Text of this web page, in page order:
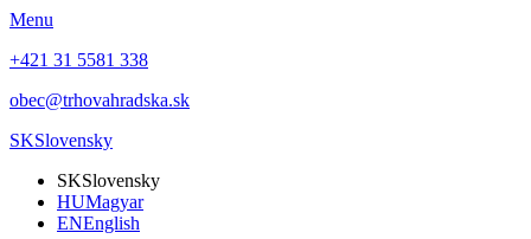
Menu
+421 31 5581 338
obec@trhovahradska.sk
SKSlovensky
SKSlovensky
HUMagyar
ENEnglish